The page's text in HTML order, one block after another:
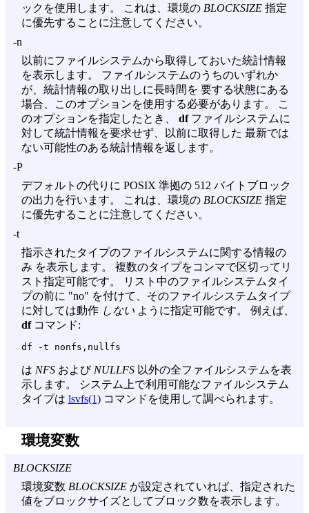
ックを使用します。 これは、環境の BLOCKSIZE 指定
に優先することに注意してください。
-n
以前にファイルシステムから取得しておいた統計情報
を表示します。 ファイルシステムのうちのいずれか
が、統計情報の取り出しに長時間を 要する状態にある
場合、このオプションを使用する必要があります。 こ
のオプションを指定したとき、 dfファイルシステムに
対して統計情報を要求せず、以前に取得した 最新では
ない可能性のある統計情報を返します。
-P
デフォルトの代りに POSIX 準拠の 512 バイトブロック
の出力を行います。 これは、環境の BLOCKSIZE 指定
に優先することに注意してください。
-t
指示されたタイプのファイルシステムに関する情報の
み を表示します。 複数のタイプをコンマで区切ってリ
スト指定可能です。 リスト中のファイルシステムタイ
プの前に "no" を付けて、そのファイルシステムタイプ
に対しては動作 しない ように指定可能です。 例えば、
dfコマンド:
は NFS および NULLFS 以外の全ファイルシステムを表
示します。 システム上で利用可能なファイルシステム
タイプは lsvfs(1) コマンドを使用して調べられます。
環境変数
BLOCKSIZE
環境変数 BLOCKSIZE が設定されていれば、指定された
値をブロックサイズとしてブロック数を表示します。